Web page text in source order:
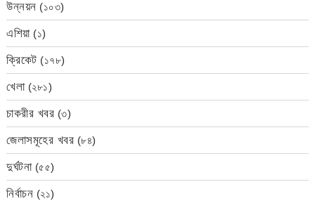
উন্নয়ন (১০৩)
এশিয়া(১)
ক্রিকেট (১৭৮)
খেলা(২৮১)
চাকরীর খবর (৩)
জেলাসমূহের খবর (৮৪)
দুর্ঘটনা(৫৫)
নির্বাচন (২১)